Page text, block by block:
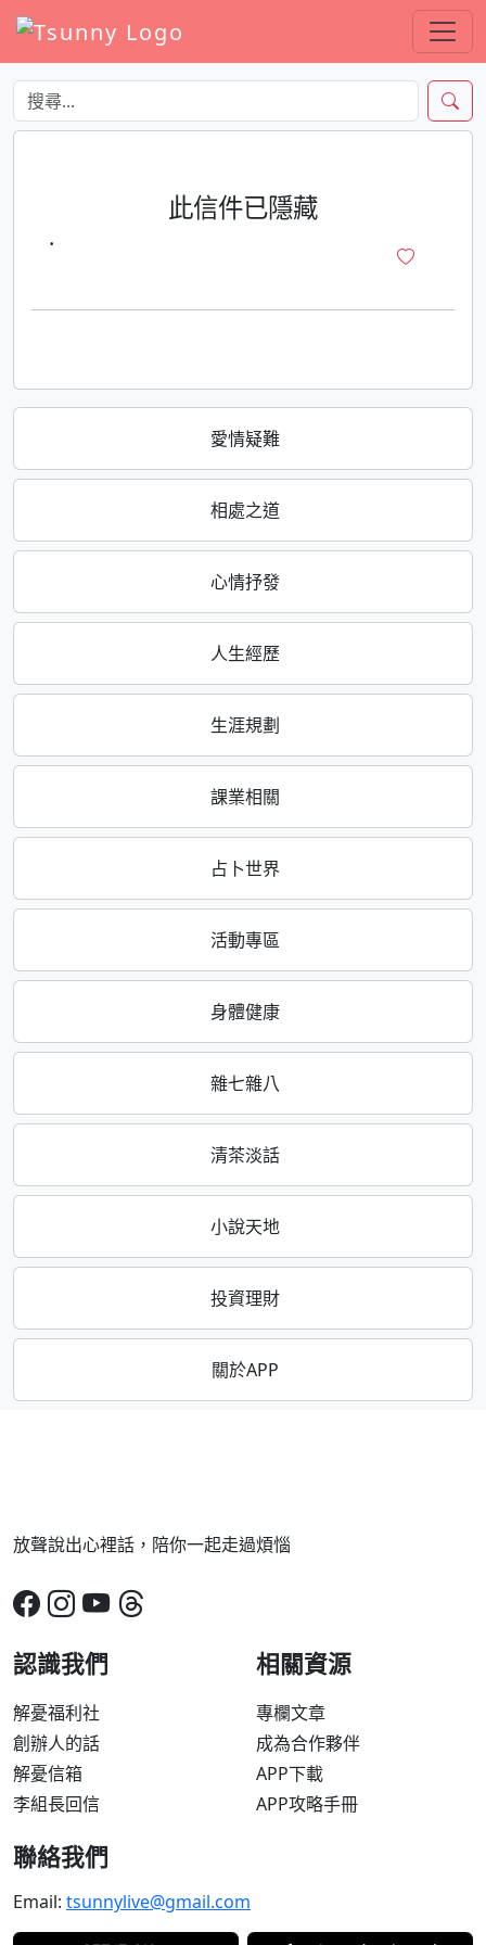
愛情疑難
相處之道
心情抒發
人生經歷
生涯規劃
課業相關
占卜世界
活動專區
身體健康
雜七雜八
清茶淡話
小說天地
投資理財
關於APP
此信件已隱藏
·
放聲說出心裡話，陪你一起走過煩惱
認識我們
解憂福利社
創辦人的話
解憂信箱
李組長回信
相關資源
專欄文章
成為合作夥伴
APP下載
APP攻略手冊
聯絡我們
Email: tsunnylive@gmail.com